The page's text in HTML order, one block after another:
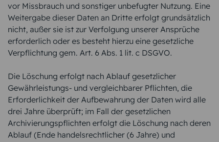
vor Missbrauch und sonstiger unbefugter Nutzung. Eine
Weitergabe dieser Daten an Dritte erfolgt grundsätzlich
nicht, außer sie ist zur Verfolgung unserer Ansprüche
erforderlich oder es besteht hierzu eine gesetzliche
Verpflichtung gem. Art. 6 Abs. 1 lit. c DSGVO.
Die Löschung erfolgt nach Ablauf gesetzlicher
Gewährleistungs- und vergleichbarer Pflichten, die
Erforderlichkeit der Aufbewahrung der Daten wird alle
drei Jahre überprüft; im Fall der gesetzlichen
Archivierungspflichten erfolgt die Löschung nach deren
Ablauf (Ende handelsrechtlicher (6 Jahre) und